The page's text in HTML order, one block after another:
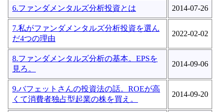
6.ファンダメンタルズ分析投資とは 2014-07-26
7.私がファンダメンタルズ分析投資を選ん
だ4つの理由
2022-02-02
8.ファンダメンタルズ分析の基本。EPSを
見ろ。
2014-09-06
9.バフェットさんの投資法の話。ROEが高
くて消費者独占型起業の株を買え。
2014-09-20